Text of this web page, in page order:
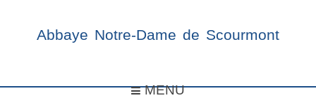
Abbaye Notre-Dame de Scourmont
MENU